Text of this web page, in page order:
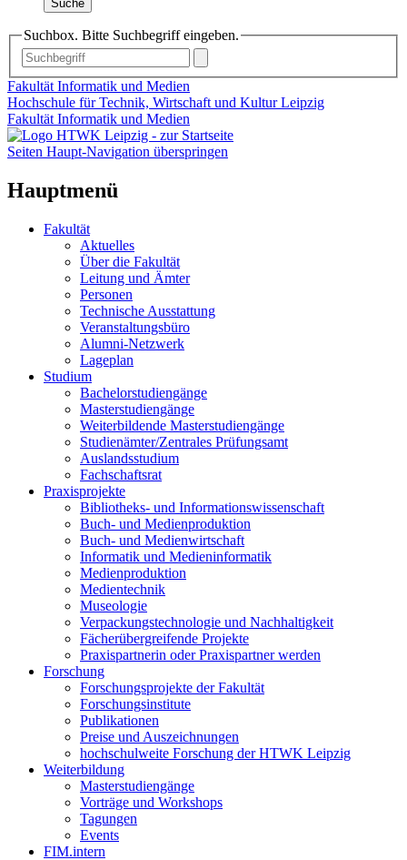
Suche
Suchbox. Bitte Suchbegriff eingeben.
Fakultät Informatik und Medien
Hochschule für Technik, Wirtschaft und Kultur Leipzig
Fakultät Informatik und Medien
Seiten Haupt-Navigation überspringen
Hauptmenü
Fakultät
Aktuelles
Über die Fakultät
Leitung und Ämter
Personen
Technische Ausstattung
Veranstaltungsbüro
Alumni-Netzwerk
Lageplan
Studium
Bachelorstudiengänge
Masterstudiengänge
Weiterbildende Masterstudiengänge
Studienämter/Zentrales Prüfungsamt
Auslandsstudium
Fachschaftsrat
Praxisprojekte
Bibliotheks- und Informationswissenschaft
Buch- und Medienproduktion
Buch- und Medienwirtschaft
Informatik und Medieninformatik
Medienproduktion
Medientechnik
Museologie
Verpackungstechnologie und Nachhaltigkeit
Fächerübergreifende Projekte
Praxispartnerin oder Praxispartner werden
Forschung
Forschungsprojekte der Fakultät
Forschungsinstitute
Publikationen
Preise und Auszeichnungen
hochschulweite Forschung der HTWK Leipzig
Weiterbildung
Masterstudiengänge
Vorträge und Workshops
Tagungen
Events
FIM.intern